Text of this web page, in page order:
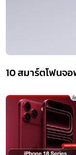
10 สมาร์ตโฟนจ